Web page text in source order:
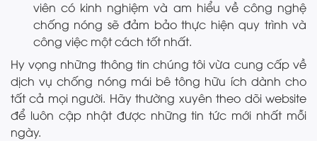
viên có kinh nghiệm và am hiểu về công nghệ
chống nóng sẽ đảm bảo thực hiện quy trình và
công việc một cách tốt nhất.
Hy vọng những thông tin chúng tôi vừa cung cấp về
dịch vụ chống nóng mái bê tông hữu ích dành cho
tất cả mọi người. Hãy thường xuyên theo dõi website
để luôn cập nhật được những tin tức mới nhất mỗi
ngày.